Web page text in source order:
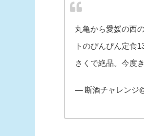
丸亀から愛媛の西
トのぴんぴん定食
さくで絶品。今度
— 断酒チャレンジ